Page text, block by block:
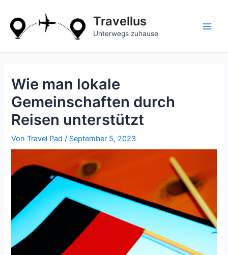
Inhalt
springen
Travellus
Unterwegs zuhause
Wie man lokale
Gemeinschaften durch
Reisen unterstützt
VonTravel Pad/ September 5, 2023